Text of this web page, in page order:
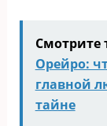
Смотрите
Орейро:
главной
тайне